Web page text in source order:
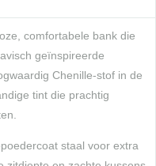
comfortabele bank die
geïnspireerde
Chenille-stof in de
tint die prachtig
staal voor extra